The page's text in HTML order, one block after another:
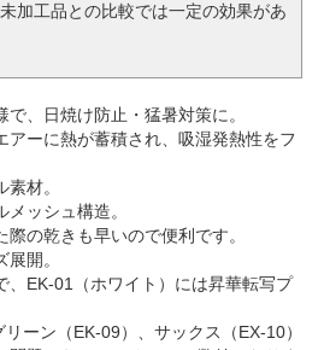
加工品との比較では一定の効果があ
、日焼け防止・猛暑対策に。
ーに熱が蓄積され、吸湿発熱性をフ
材。
ッシュ構造。
の乾きも早いので便利です。
開。
EK-01（ホワイト）には昇華転写プ
ーン（EK-09）、サックス（EX-10）